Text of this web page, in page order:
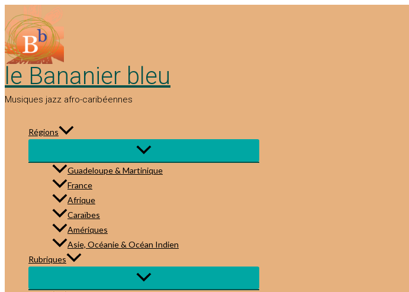
au
contenu
le Bananier bleu
Musiques jazz afro-caribéennes
Régions
Guadeloupe & Martinique
France
Afrique
Caraïbes
Amériques
Asie, Océanie & Océan Indien
Rubriques